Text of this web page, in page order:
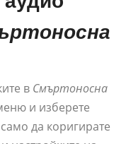
в Смъртоносна
и изберете
да коригирате